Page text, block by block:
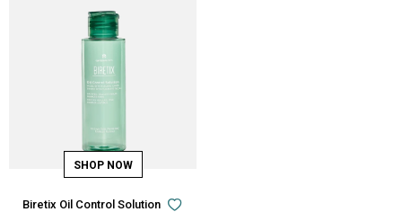
Biretix Oil Control Solution